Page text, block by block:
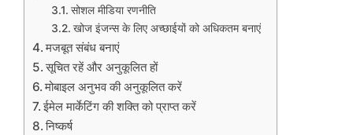
सोशल मीडिया रणनीति
खोज इंजन्स के लिए अच्छाईयों को अधिकतम बनाएं
मजबूत संबंध बनाएं
सूचित रहें और अनुकूलित हों
मोबाइल अनुभव की अनुकूलित करें
ईमेल मार्केटिंग की शक्ति को प्राप्त करें
निष्कर्ष